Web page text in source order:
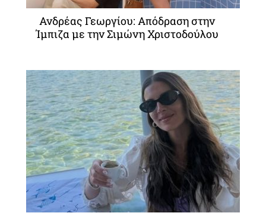
Ανδρέας Γεωργίου: Απόδραση στην
Ίμπιζα με την Σιμώνη Χριστοδούλου